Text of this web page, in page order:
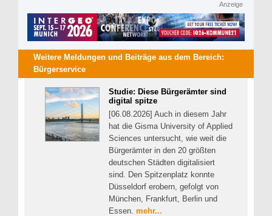
Anzeige
Weitere Meldungen und Beiträge aus dem Bereich:
Bürgerservice
Studie: Diese Bürgerämter sind
digital spitze
[06.08.2026] Auch in diesem Jahr
hat die Gisma University of Applied
Sciences untersucht, wie weit die
Bürgerämter in den 20 größten
deutschen Städten digitalisiert
sind. Den Spitzenplatz konnte
Düsseldorf erobern, gefolgt von
München, Frankfurt, Berlin und
Essen. mehr...